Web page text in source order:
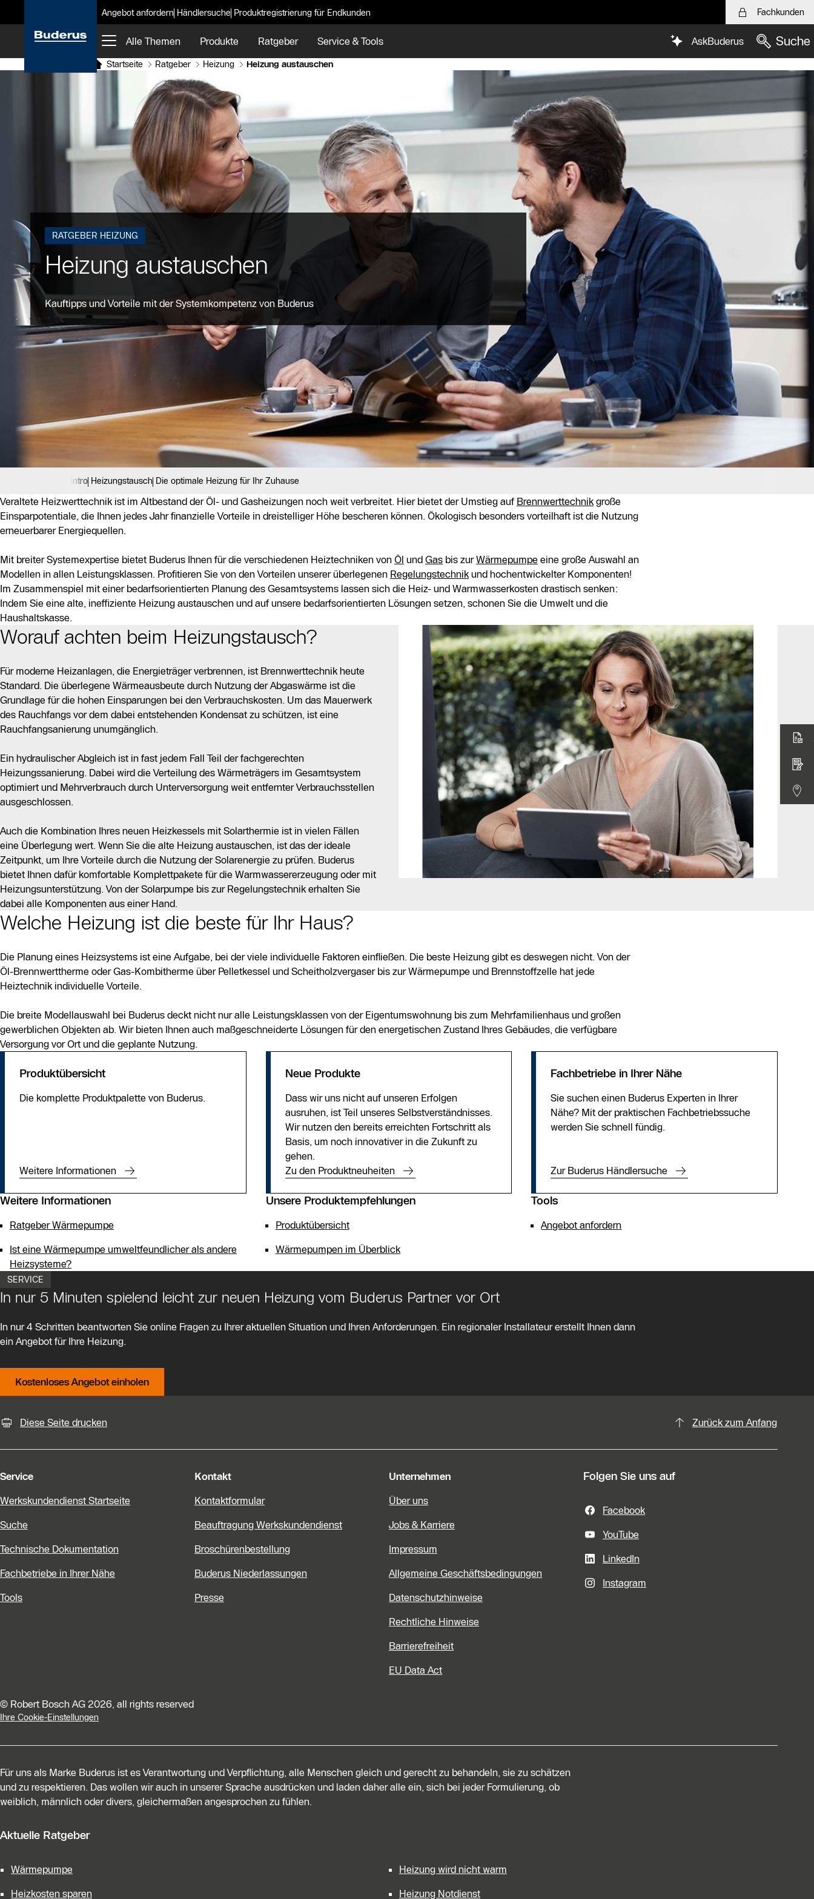
Angebot anfordern Händlersuche Produktregistrierung für Endkunden Fachkunden
Alle Themen Produkte Ratgeber Service & Tools AskBuderus Suche
Startseite Ratgeber Heizung Heizung austauschen
RATGEBER HEIZUNG
Heizung austauschen
Kauftipps und Vorteile mit der Systemkompetenz von Buderus
Intro Heizungstausch Die optimale Heizung für Ihr Zuhause
Veraltete Heizwerttechnik ist im Altbestand der Öl- und Gasheizungen noch weit verbreitet. Hier bietet der Umstieg auf Brennwerttechnikgroße
Einsparpotentiale, die Ihnen jedes Jahr finanzielle Vorteile in dreistelliger Höhe bescheren können. Ökologisch besonders vorteilhaft ist die Nutzung
erneuerbarer Energiequellen.
Mit breiter Systemexpertise bietet Buderus Ihnen für die verschiedenen Heiztechniken von Öl und Gas bis zurWärmepumpe eine große Auswahl an
Modellen in allen Leistungsklassen. Profitieren Sie von den Vorteilen unserer überlegenen Regelungstechnikund hochentwickelter Komponenten!
Im Zusammenspiel mit einer bedarfsorientierten Planung des Gesamtsystems lassen sich die Heiz- und Warmwasserkosten drastisch senken:
Indem Sie eine alte, ineffiziente Heizung austauschen und auf unsere bedarfsorientierten Lösungen setzen, schonen Sie die Umwelt und die
Haushaltskasse.
Worauf achten beim Heizungstausch?
Für moderne Heizanlagen, die Energieträger verbrennen, ist Brennwerttechnik heute
Standard. Die überlegene Wärmeausbeute durch Nutzung der Abgaswärme ist die
Grundlage für die hohen Einsparungen bei den Verbrauchskosten. Um das Mauerwerk
des Rauchfangs vor dem dabei entstehenden Kondensat zu schützen, ist eine
Rauchfangsanierung unumgänglich.
Ein hydraulischer Abgleich ist in fast jedem Fall Teil der fachgerechten
Heizungssanierung. Dabei wird die Verteilung des Wärmeträgers im Gesamtsystem
optimiert und Mehrverbrauch durch Unterversorgung weit entfernter Verbrauchsstellen
ausgeschlossen.
Auch die Kombination Ihres neuen Heizkessels mit Solarthermie ist in vielen Fällen
eine Überlegung wert. Wenn Sie die alte Heizung austauschen, ist das der ideale
Zeitpunkt, um Ihre Vorteile durch die Nutzung der Solarenergie zu prüfen. Buderus
bietet Ihnen dafür komfortable Komplettpakete für die Warmwassererzeugung oder mit
Heizungsunterstützung. Von der Solarpumpe bis zur Regelungstechnik erhalten Sie
dabei alle Komponenten aus einer Hand.
Welche Heizung ist die beste für Ihr Haus?
Die Planung eines Heizsystems ist eine Aufgabe, bei der viele individuelle Faktoren einfließen. Die beste Heizung gibt es deswegen nicht. Von der
Öl-Brennwerttherme oder Gas-Kombitherme über Pelletkessel und Scheitholzvergaser bis zur Wärmepumpe und Brennstoffzelle hat jede
Heiztechnik individuelle Vorteile.
Die breite Modellauswahl bei Buderus deckt nicht nur alle Leistungsklassen von der Eigentumswohnung bis zum Mehrfamilienhaus und großen
gewerblichen Objekten ab. Wir bieten Ihnen auch maßgeschneiderte Lösungen für den energetischen Zustand Ihres Gebäudes, die verfügbare
Versorgung vor Ort und die geplante Nutzung.
Produktübersicht
Die komplette Produktpalette von Buderus.
Weitere Informationen
Neue Produkte
Dass wir uns nicht auf unseren Erfolgen
ausruhen, ist Teil unseres Selbstverständnisses.
Wir nutzen den bereits erreichten Fortschritt als
Basis, um noch innovativer in die Zukunft zu
gehen.
Zu den Produktneuheiten
Fachbetriebe in Ihrer Nähe
Sie suchen einen Buderus Experten in Ihrer
Nähe? Mit der praktischen Fachbetriebssuche
werden Sie schnell fündig.
Zur Buderus Händlersuche
Weitere Informationen
Ratgeber Wärmepumpe
Ist eine Wärmepumpe umweltfeundlicher als andere
Heizsysteme?
Unsere Produktempfehlungen
Produktübersicht
Wärmepumpen im Überblick
Tools
Angebot anfordern
SERVICE
In nur 5 Minuten spielend leicht zur neuen Heizung vom Buderus Partner vor Ort
In nur 4 Schritten beantworten Sie online Fragen zu Ihrer aktuellen Situation und Ihren Anforderungen. Ein regionaler Installateur erstellt Ihnen dann
ein Angebot für Ihre Heizung.
Kostenloses Angebot einholen
Diese Seite drucken Zurück zum Anfang
Service
Werkskundendienst Startseite
Suche
Technische Dokumentation
Fachbetriebe in Ihrer Nähe
Tools
Kontakt
Kontaktformular
Beauftragung Werkskundendienst
Broschürenbestellung
Buderus Niederlassungen
Presse
Unternehmen
Über uns
Jobs & Karriere
Impressum
Allgemeine Geschäftsbedingungen
Datenschutzhinweise
Rechtliche Hinweise
Barrierefreiheit
EU Data Act
Folgen Sie uns auf
Facebook
YouTube
LinkedIn
Instagram
© Robert Bosch AG 2026, all rights reserved
Ihre Cookie-Einstellungen
Für uns als Marke Buderus ist es Verantwortung und Verpflichtung, alle Menschen gleich und gerecht zu behandeln, sie zu schätzen
und zu respektieren. Das wollen wir auch in unserer Sprache ausdrücken und laden daher alle ein, sich bei jeder Formulierung, ob
weiblich, männlich oder divers, gleichermaßen angesprochen zu fühlen.
Aktuelle Ratgeber
Wärmepumpe
Heizkosten sparen
Heizung wird nicht warm
Heizung Notdienst